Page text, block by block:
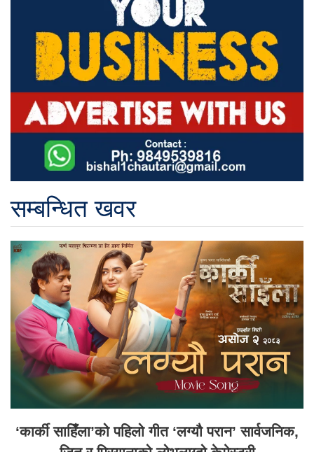
सम्बन्धित खवर
‘कार्की साहिँला’को पहिलो गीत ‘लग्यौ परान’ सार्वजनिक,